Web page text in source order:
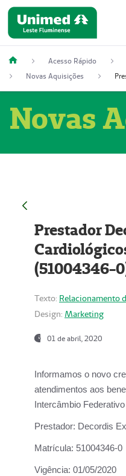
Acesso Rápido
Novas Aquisições
Novas
Prestador
(51004346-
Texto: Relacionamento
Design: Marketing
01 de abril, 2020
Informamos o novo
atendimentos aos
Intercâmbio
Prestador: Decordis
Matrícula: 51004346-0
Vigência: 01/05/2020